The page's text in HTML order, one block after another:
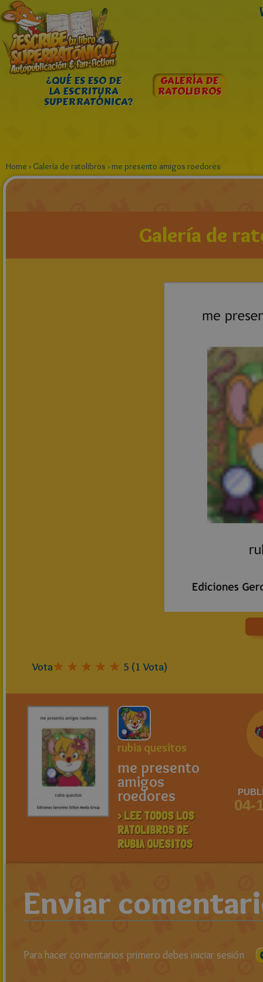
¿QUÉ ES ESO DE
LA ESCRITURA
SUPERRATÓNICA?
GALERÍA DE
RATOLIBROS
Home › Galería de ratolibros ›me presento amigos roedores
Galería de
Vota 5 (1 Vota)
rubia quesitos
me presento
amigos
roedores
> LEE TODOS LOS
RATOLIBROS DE
RUBIA QUESITOS
04-
Enviar
Para hacer comentarios primero debes iniciar sesión